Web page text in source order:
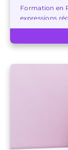
Formation en
expressions
applications